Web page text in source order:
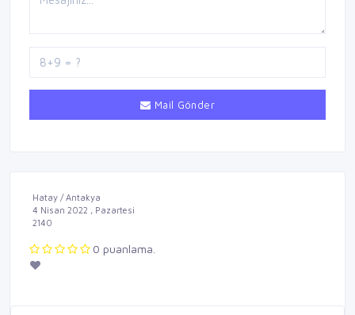
Mail Gönder
Hatay / Antakya
4 Nisan 2022 , Pazartesi
2140
0 puanlama.